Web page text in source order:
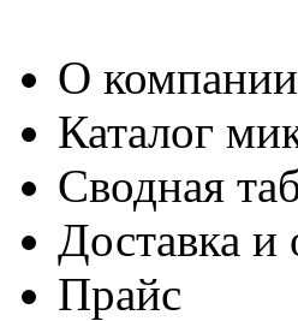
О компании
Каталог
Сводная
Доставка и
Прайс